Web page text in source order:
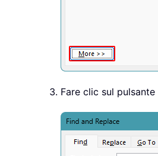
Fare clic sul pulsante